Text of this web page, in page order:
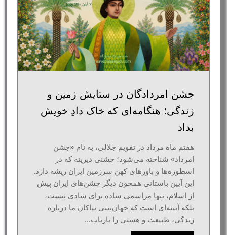
جشن امردادگان در ستایش زمین و
زندگی؛ هنگامه‌ای که خاک دادِ خویش
بداد
هفتم ماه مرداد در تقویم جلالی، به نام «جشن
امرداد» شناخته می‌شود؛ جشنی دیرینه که در
اسطوره‌ها و باورهای کهن سرزمین ایران ریشه دارد.
این آیین باستانی همچون دیگر جشن‌های ایران پیش
از اسلام، تنها مراسمی ساده برای شادی نیست،
بلکه آیینه‌ای‌ است که جهان‌بینی نیاکان ما درباره
زندگی، طبیعت و هستی را بازتاب...